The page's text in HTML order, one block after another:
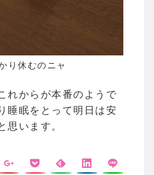
り休むのニャ
れからが本番のようで
睡眠をとって明日は安
思います。